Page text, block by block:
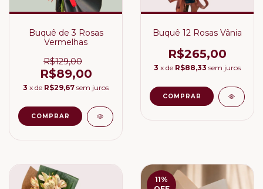
Buquê de 3 Rosas
Vermelhas
R$129,00
R$89,00
3 x de R$29,67 sem juros
Buquê 12 Rosas Vânia
R$265,00
3 x de R$88,33 sem juros
11%